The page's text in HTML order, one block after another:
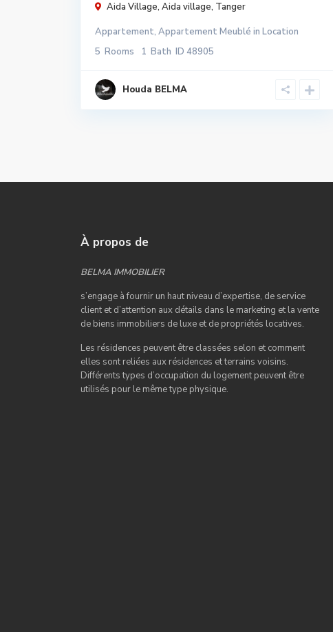
Aida Village, Aida village, Tanger
Appartement, Appartement Meublé in Location
5 Rooms 1 Bath ID 48905
Houda BELMA
À propos de
BELMA IMMOBILIER
s’engage à fournir un haut niveau d’expertise, de service
client et d’attention aux détails dans le marketing et la vente
de biens immobiliers de luxe et de propriétés locatives.
Les résidences peuvent être classées selon et comment
elles sont reliées aux résidences et terrains voisins.
Différents types d’occupation du logement peuvent être
utilisés pour le même type physique.